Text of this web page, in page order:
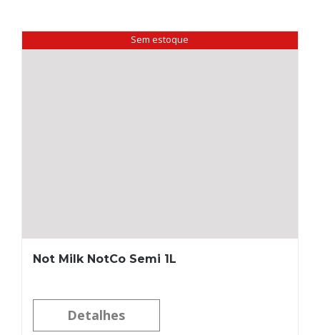
Sem estoque
Not Milk NotCo Semi 1L
Detalhes